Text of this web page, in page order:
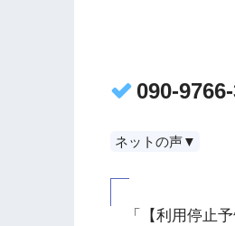
090-
ネットの声▼
「【利用停止